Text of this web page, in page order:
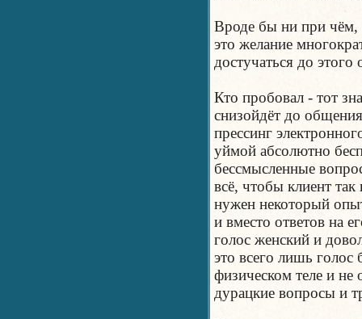
Вроде бы ни при чём,
это желание
достучаться до
Кто пробовал - тот
снизойдёт до
прессинг
уймой абсолютно
бессмысленные
всё, чтобы клиент
нужен некоторый
и вместо ответов на
голос женский и
это всего лишь голос
физическом теле и
дурацкие вопросы и